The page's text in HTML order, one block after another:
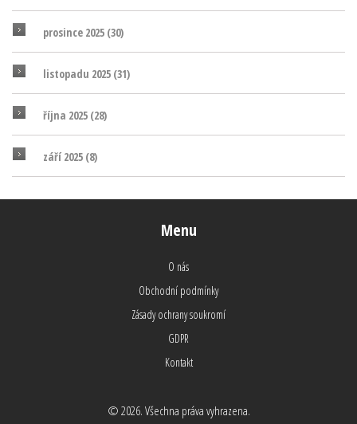
prosince 2025 (30)
listopadu 2025 (31)
října 2025 (28)
září 2025 (8)
Menu
O nás
Obchodní podmínky
Zásady ochrany soukromí
GDPR
Kontakt
© 2026. Všechna práva vyhrazena.